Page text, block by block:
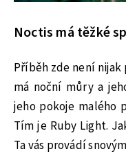
Noctis má těžké
Příběh zde není
má noční můry a
jeho pokoje malého
Tím je Ruby Light.
Ta vás provádí